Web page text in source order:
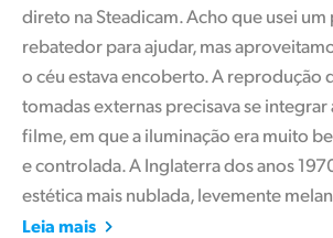
direto na Steadicam. Acho que usei
rebatedor para ajudar, mas
o céu estava encoberto. A reprodução
tomadas externas precisava se integrar
filme, em que a iluminação era muito
e controlada. A Inglaterra dos anos
estética mais nublada, levemente
Leia mais